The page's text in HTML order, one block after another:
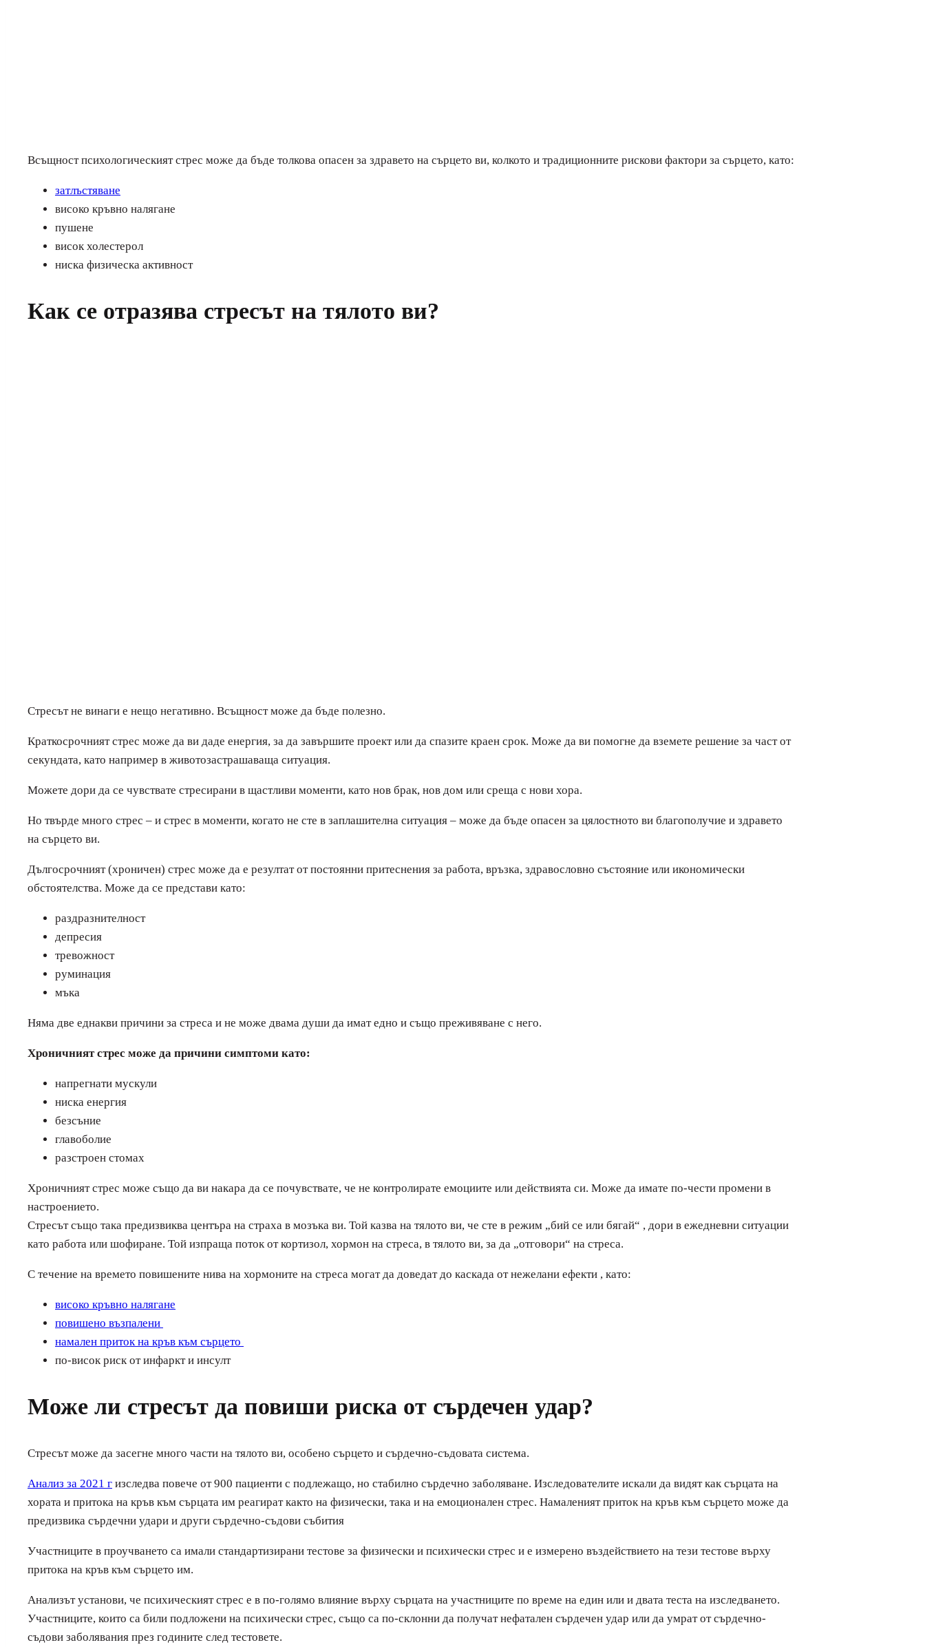
Всъщност психологическият стрес може да бъде толкова опасен за здравето на сърцето ви, колкото и традиционните рискови фактори за сърцето, като:
затлъстяване
високо кръвно налягане
пушене
висок холестерол
ниска физическа активност
Как се отразява стресът на тялото ви?
Стресът не винаги е нещо негативно. Всъщност може да бъде полезно.
Краткосрочният стрес може да ви даде енергия, за да завършите проект или да спазите краен срок. Може да ви помогне да вземете решение за част от
секундата, като например в животозастрашаваща ситуация.
Можете дори да се чувствате стресирани в щастливи моменти, като нов брак, нов дом или среща с нови хора.
Но твърде много стрес – и стрес в моменти, когато не сте в заплашителна ситуация – може да бъде опасен за цялостното ви благополучие и здравето
на сърцето ви.
Дългосрочният (хроничен) стрес може да е резултат от постоянни притеснения за работа, връзка, здравословно състояние или икономически
обстоятелства. Може да се представи като:
раздразнителност
депресия
тревожност
руминация
мъка
Няма две еднакви причини за стреса и не може двама души да имат едно и също преживяване с него.
Хроничният стрес може да причини симптоми като:
напрегнати мускули
ниска енергия
безсъние
главоболие
разстроен стомах
Хроничният стрес може също да ви накара да се почувствате, че не контролирате емоциите или действията си. Може да имате по-чести промени в
настроението.
Стресът също така предизвиква центъра на страха в мозъка ви. Той казва на тялото ви, че сте в режим „бий се или бягай“ , дори в ежедневни ситуации
като работа или шофиране. Той изпраща поток от кортизол, хормон на стреса, в тялото ви, за да „отговори“ на стреса.
С течение на времето повишените нива на хормоните на стреса могат да доведат до каскада от нежелани ефекти , като:
високо кръвно налягане
повишено възпалени
намален приток на кръв към сърцето
по-висок риск от инфаркт и инсулт
Може ли стресът да повиши риска от сърдечен удар?
Стресът може да засегне много части на тялото ви, особено сърцето и сърдечно-съдовата система.
Анализ за 2021 г изследва повече от 900 пациенти с подлежащо, но стабилно сърдечно заболяване. Изследователите искали да видят как сърцата на
хората и притока на кръв към сърцата им реагират както на физически, така и на емоционален стрес. Намаленият приток на кръв към сърцето може да
предизвика сърдечни удари и други сърдечно-съдови събития
Участниците в проучването са имали стандартизирани тестове за физически и психически стрес и е измерено въздействието на тези тестове върху
притока на кръв към сърцето им.
Анализът установи, че психическият стрес е в по-голямо влияние върху сърцата на участниците по време на един или и двата теста на изследването.
Участниците, които са били подложени на психически стрес, също са по-склонни да получат нефатален сърдечен удар или да умрат от сърдечно-
съдови заболявания през годините след тестовете.